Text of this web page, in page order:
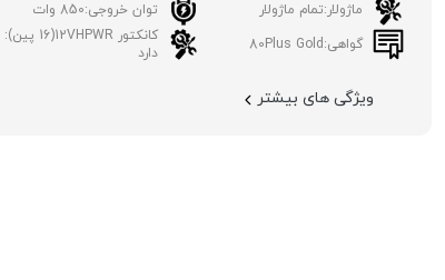
ماژولار:تمام ماژولار توان خروجی:850 وات
گواهی:80Plus Gold
کانکتور 12VHPWR(16 پین):
دارد
ویژگی های بیشتر